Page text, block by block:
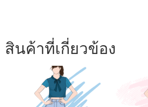
สินค้าที่เกี่ยวข้อง